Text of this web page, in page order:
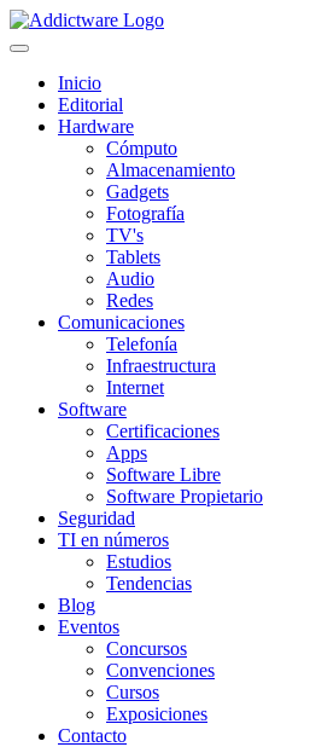
Inicio
Editorial
Hardware
Cómputo
Almacenamiento
Gadgets
Fotografía
TV's
Tablets
Audio
Redes
Comunicaciones
Telefonía
Infraestructura
Internet
Software
Certificaciones
Apps
Software Libre
Software Propietario
Seguridad
TI en números
Estudios
Tendencias
Blog
Eventos
Concursos
Convenciones
Cursos
Exposiciones
Contacto